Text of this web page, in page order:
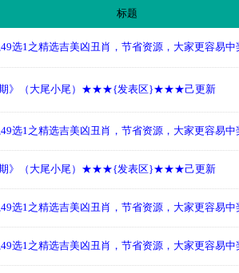
标题
选1之精选吉美凶丑肖，节省资源，大家更容易
期》（大尾小尾）★★★{发表区}★★★己更新
选1之精选吉美凶丑肖，节省资源，大家更容易
期》（大尾小尾）★★★{发表区}★★★己更新
选1之精选吉美凶丑肖，节省资源，大家更容易
选1之精选吉美凶丑肖，节省资源，大家更容易